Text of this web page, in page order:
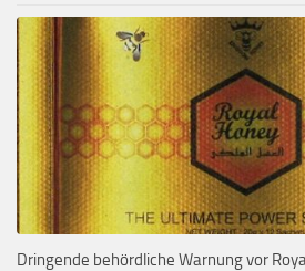
Dringende behördliche Warnung vor